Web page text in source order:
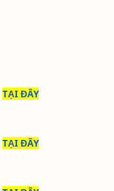
TẠI ĐÂY
TẠI ĐÂY